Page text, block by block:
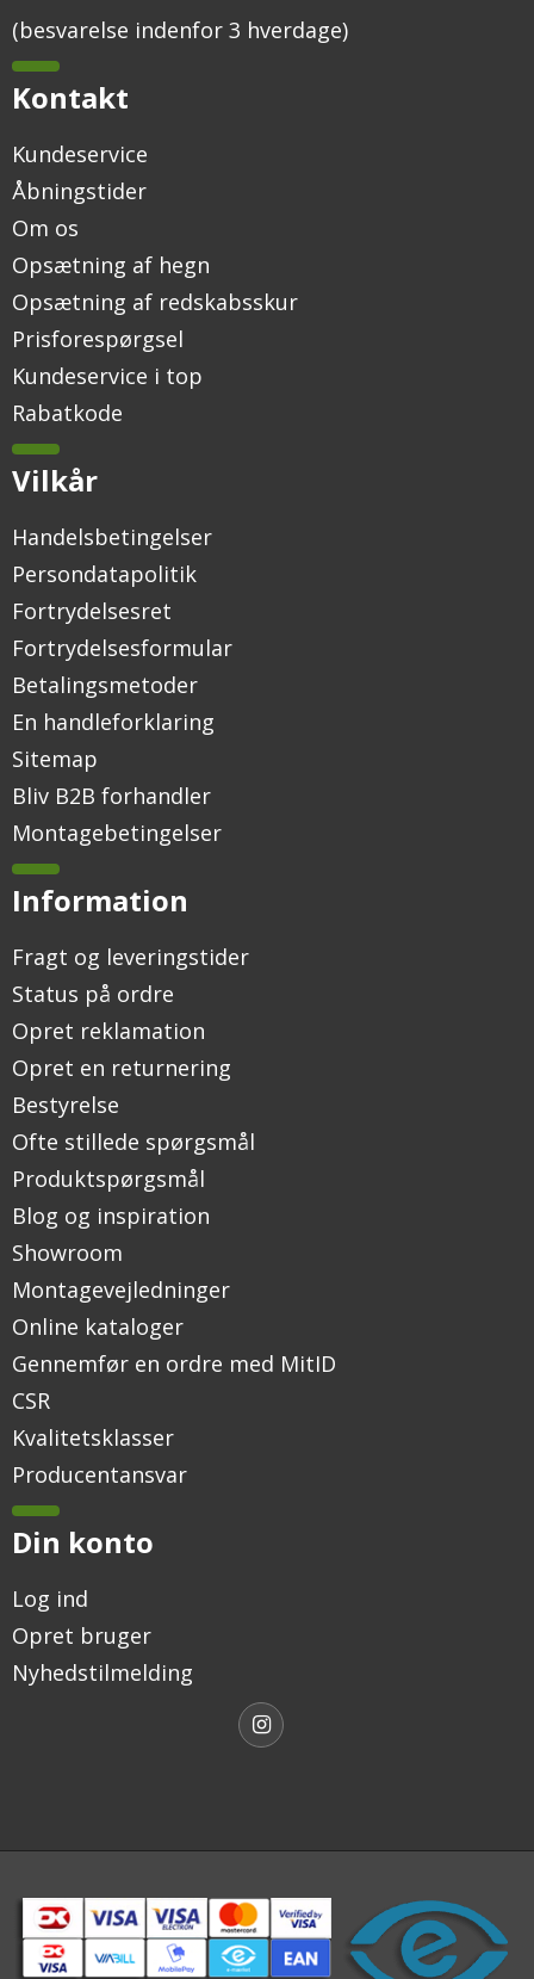
(besvarelse indenfor 3 hverdage)
Kontakt
Kundeservice
Åbningstider
Om os
Opsætning af hegn
Opsætning af redskabsskur
Prisforespørgsel
Kundeservice i top
Rabatkode
Vilkår
Handelsbetingelser
Persondatapolitik
Fortrydelsesret
Fortrydelsesformular
Betalingsmetoder
En handleforklaring
Sitemap
Bliv B2B forhandler
Montagebetingelser
Information
Fragt og leveringstider
Status på ordre
Opret reklamation
Opret en returnering
Bestyrelse
Ofte stillede spørgsmål
Produktspørgsmål
Blog og inspiration
Showroom
Montagevejledninger
Online kataloger
Gennemfør en ordre med MitID
CSR
Kvalitetsklasser
Producentansvar
Din konto
Log ind
Opret bruger
Nyhedstilmelding